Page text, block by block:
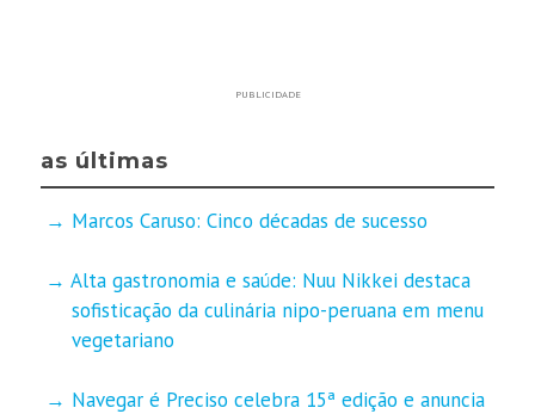
PUBLICIDADE
as últimas
Marcos Caruso: Cinco décadas de sucesso
Alta gastronomia e saúde: Nuu Nikkei destaca
sofisticação da culinária nipo-peruana em menu
vegetariano
Navegar é Preciso celebra 15ª edição e anuncia